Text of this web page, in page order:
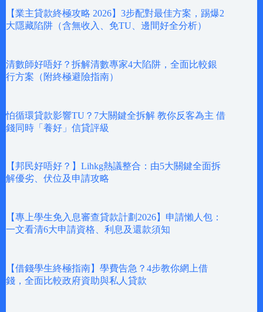
【業主貸款終極攻略 2026】3步配對最佳方案，踢爆2
大隱藏陷阱（含無收入、免TU、邊間好全分析）
清數師好唔好？拆解清數專家4大陷阱，全面比較銀
行方案（附終極避險指南）
怕循環貸款影響TU？7大關鍵全拆解 教你反客為主 借
錢同時「養好」信貸評級
【邦民好唔好？】Lihkg熱議整合：由5大關鍵全面拆
解優劣、伏位及申請攻略
【專上學生免入息審查貸款計劃2026】申請懶人包：
一文看清6大申請資格、利息及還款須知
【借錢學生終極指南】學費告急？4步教你網上借
錢，全面比較政府資助與私人貸款